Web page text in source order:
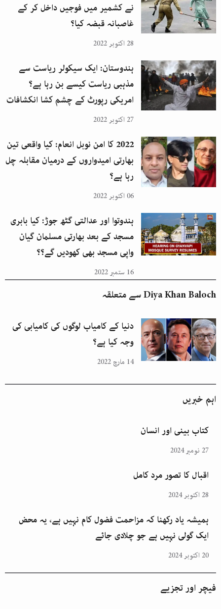
نے کشمیر میں فوجیں داخل کر کے
غاصبانہ قبضہ کیا؟
28 اکتوبر 2022
ہندوستان: ایک سیکولر ریاست سے
مذہبی ریاست کیسے بن رہا ہے؟
امریکی رپورٹ کے چشم کشا انکشافات
27 اکتوبر 2022
2022 کا امن نوبل انعام: کیا واقعی تین
بھارتی امیدواروں کے درمیان مقابلہ چل
رہا ہے؟
06 اکتوبر 2022
ہندوتوا اور عدالتی گٹھ جوڑ: کیا بابری
مسجد کے بعد بھارتی مسلمان گیان
واپی مسجد بھی کھودیں گے؟؟
16 ستمبر 2022
Diya Khan Balochسے متعلقہ
دنیا کے کامیاب لوگوں کی کامیابی کی
وجہ کیا ہے؟
14 مارچ 2022
اہم خبریں
کتاب بینی اور انسان
27 نومبر 2024
اقبال کا تصور مرد کامل
28 اکتوبر 2024
ہمیشہ یاد رکھنا کہ مزاحمت فضول کام نہیں ہے، یہ محض
ایک گولی نہیں ہے جو چلادی جائے
20 اکتوبر 2024
فیچر اور تجزیے